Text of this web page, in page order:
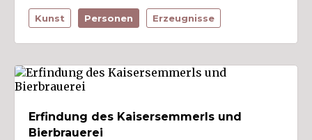
Kunst Personen Erzeugnisse
Erfindung des Kaisersemmerls und
Bierbrauerei